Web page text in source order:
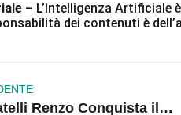
– L’Intelligenza Artificiale
dei contenuti è
L’Orolio dei Fratelli Renzo Conquista il Podio all’Ercole Olivario: Un Trionfo Calabrese che Celebra la Qualità